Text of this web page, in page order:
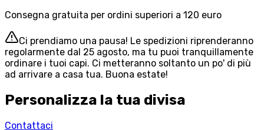
Consegna gratuita per ordini superiori a 120 euro
Ci prendiamo una pausa! Le spedizioni riprenderanno
regolarmente dal 25 agosto, ma tu puoi tranquillamente
ordinare i tuoi capi. Ci metteranno soltanto un po' di più
ad arrivare a casa tua. Buona estate!
Personalizza la tua divisa
Contattaci